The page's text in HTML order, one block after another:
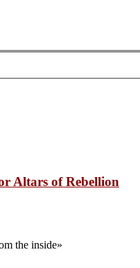
Altars of Rebellion
the inside»